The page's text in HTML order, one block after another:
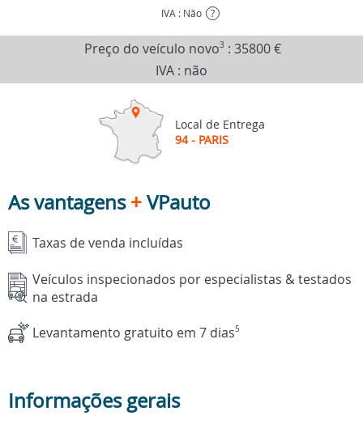
IVA : Não ?
Preço do veículo novo3 : 35800 €
IVA : não
Local de Entrega
94 - PARIS
As vantagens+VPauto
Taxas de venda incluídas
Veículos inspecionados por especialistas & testados
na estrada
Levantamento gratuito em 7 dias5
Informações gerais